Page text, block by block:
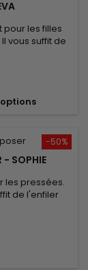
pour les filles
vous suffit de
votre style
avec son bijou
-50%
- SOPHIE
les pressées.
de l'enfiler
style !
son bijou